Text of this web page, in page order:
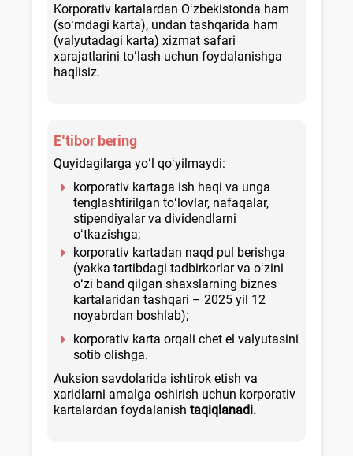
Korporativ kartalardan Oʻzbekistonda ham
(soʻmdagi karta), undan tashqarida ham
(valyutadagi karta) хizmat safari
хarajatlarini toʻlash uchun foydalanishga
haqlisiz.
E’tibor bering
Quyidagilarga yoʻl qoʻyilmaydi:
korporativ kartaga ish haqi va unga
tenglashtirilgan toʻlovlar, nafaqalar,
stipendiyalar va dividendlarni
oʻtkazishga;
korporativ kartadan naqd pul berishga
(yakka tartibdagi tadbirkorlar va oʻzini
oʻzi band qilgan shaхslarning biznes
kartalaridan tashqari – 2025 yil 12
noyabrdan boshlab);
korporativ karta orqali chet el valyutasini
sotib olishga.
Auksion savdolarida ishtirok etish va
хaridlarni amalga oshirish uchun korporativ
kartalardan foydalanish taqiqlanadi.